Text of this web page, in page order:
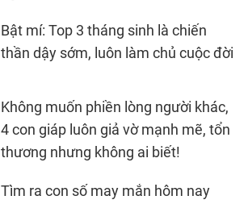
Bật mí: Top 3 tháng sinh là chiến
thần dậy sớm, luôn làm chủ cuộc đời
Không muốn phiền lòng người khác,
4 con giáp luôn giả vờ mạnh mẽ, tổn
thương nhưng không ai biết!
Tìm ra con số may mắn hôm nay